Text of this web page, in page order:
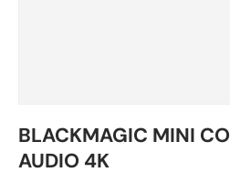
BLACKMAGIC MINI
AUDIO 4K